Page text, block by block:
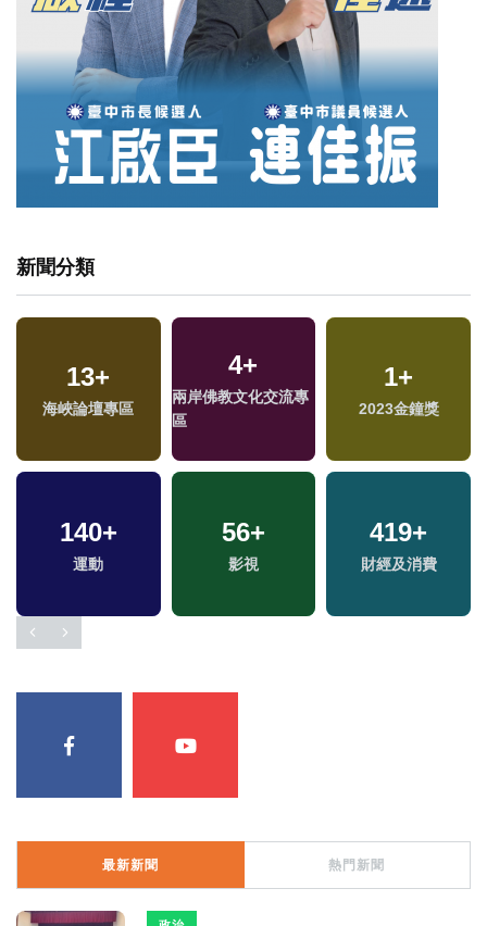
新聞分類
13+
海峽論壇專區
4+
兩岸佛教文化交流專
區
1+
2023金鐘獎
140+
運動
56+
影視
419+
財經及消費
最新新聞 熱門新聞